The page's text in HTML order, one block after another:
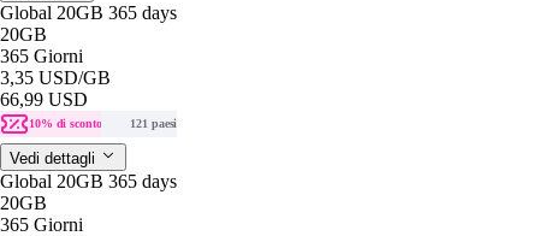
Global 20GB 365 days
20GB
365 Giorni
3,35 USD/GB
66,99 USD
10% di sconto 121 paesi
Vedi dettagli
Global 20GB 365 days
20GB
365 Giorni